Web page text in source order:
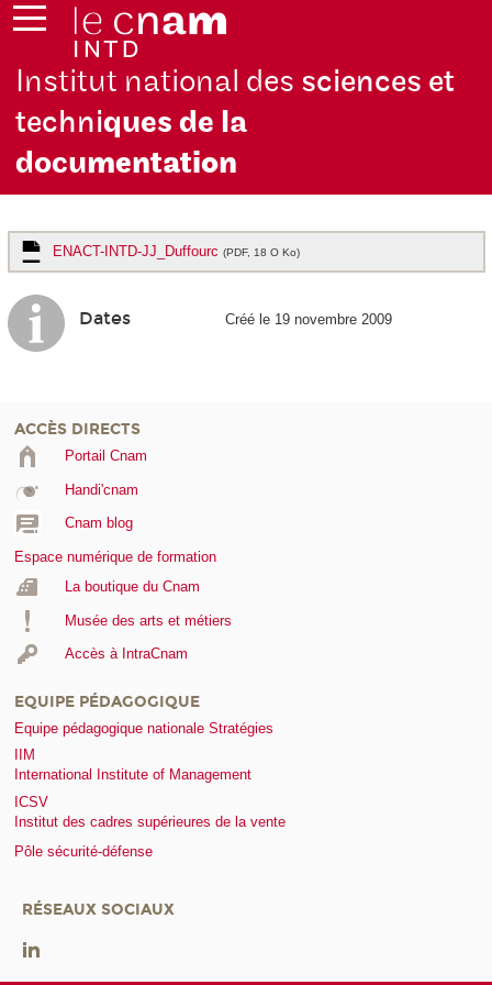
Institut national des sciences et
techniques de la
documentation
ENACT-INTD-JJ_Duffourc (PDF, 18 O Ko)
Dates Créé le 19 novembre 2009
ACCÈS DIRECTS
Portail Cnam
Handi'cnam
Cnam blog
Espace numérique de formation
La boutique du Cnam
Musée des arts et métiers
Accès à IntraCnam
EQUIPE PÉDAGOGIQUE
Equipe pédagogique nationale Stratégies
IIM
International Institute of Management
ICSV
Institut des cadres supérieures de la vente
Pôle sécurité-défense
RÉSEAUX SOCIAUX